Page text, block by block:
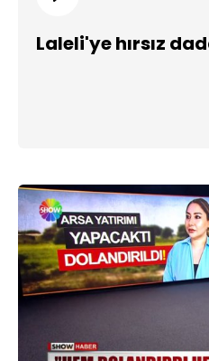
Laleli'ye hırsız